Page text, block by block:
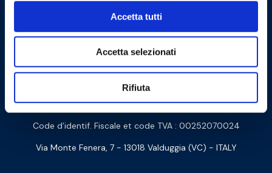
Accetta tutti
Accetta selezionati
Rifiuta
Cookie Policy Privacy Policy
Barberi Rubinetterie Industriali S.r.l. à un seul associé
Code d’identif. Fiscale et code TVA : 00252070024
Via Monte Fenera, 7 - 13018 Valduggia (VC) - ITALY